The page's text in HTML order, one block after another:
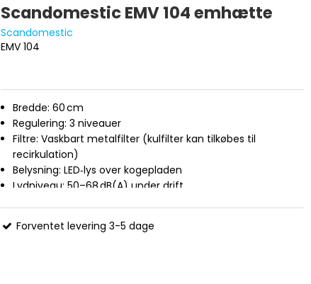
Scandomestic EMV 104 emhætte
Scandomestic
EMV 104
Bredde: 60 cm
Regulering: 3 niveauer
Filtre: Vaskbart metalfilter (kulfilter kan tilkøbes til
recirkulation)
Belysning: LED‑lys over kogepladen
Lydniveau: 50–68 dB(A) under drift
Forventet levering 3-5 dage